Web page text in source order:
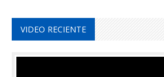
VIDEO RECIENTE